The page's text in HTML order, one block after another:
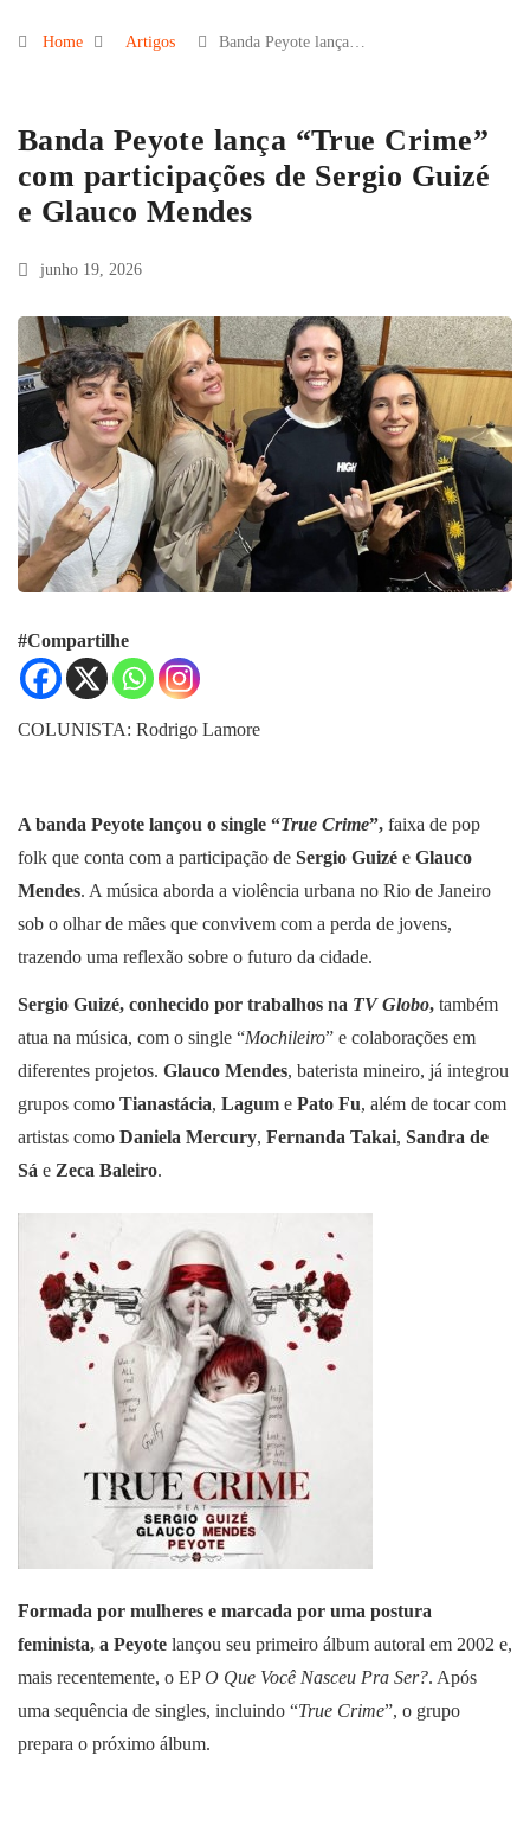
Home Artigos Banda Peyote lança…
Banda Peyote lança “True Crime”
com participações de Sergio Guizé
e Glauco Mendes
junho 19, 2026
#Compartilhe
COLUNISTA: Rodrigo Lamore
A banda Peyote lançou o single “True Crime”, faixa de pop
folk que conta com a participação de Sergio Guizé e Glauco
Mendes. A música aborda a violência urbana no Rio de Janeiro
sob o olhar de mães que convivem com a perda de jovens,
trazendo uma reflexão sobre o futuro da cidade.
Sergio Guizé, conhecido por trabalhos na TV Globo, também
atua na música, com o single “Mochileiro” e colaborações em
diferentes projetos. Glauco Mendes, baterista mineiro, já integrou
grupos como Tianastácia, Lagum e Pato Fu, além de tocar com
artistas como Daniela Mercury, Fernanda Takai, Sandra de
Sá e Zeca Baleiro.
Formada por mulheres e marcada por uma postura
feminista, a Peyote lançou seu primeiro álbum autoral em 2002 e,
mais recentemente, o EPO Que Você Nasceu Pra Ser?. Após
uma sequência de singles, incluindo “True Crime”, o grupo
prepara o próximo álbum.